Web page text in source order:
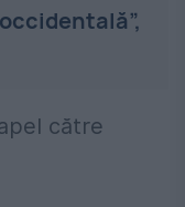
către